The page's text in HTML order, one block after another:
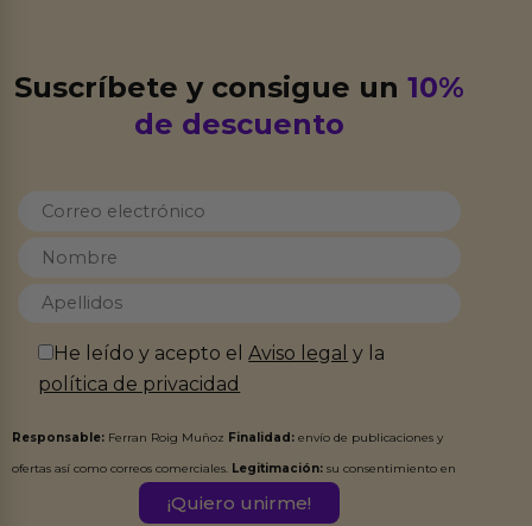
Suscríbete y consigue un10%
de descuento
He leído y acepto elAviso legal y la
política de privacidad
Responsable: Ferran Roig Muñoz Finalidad: envío de publicaciones y
ofertas así como correos comerciales. Legitimación: su consentimiento en
Destinatarios:Ferran Roig Muñoz. Podrás ejercer tus